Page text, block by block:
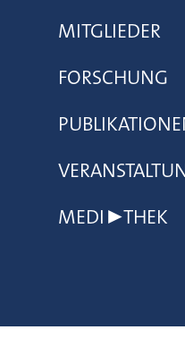
MITGLIEDER
FORSCHUNG
MEDI▶THEK